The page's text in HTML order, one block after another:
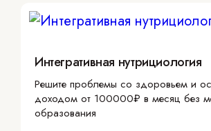
Интегративная нутрициология
Решите проблемы со здоровьем и
доходом от 100000₽ в месяц без
образования